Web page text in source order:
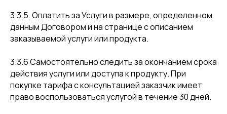
3.3.5. Оплатить за Услуги в размере, определенном
данным Договором и на странице с описанием
заказываемой услуги или продукта.
3.3.6 Самостоятельно следить за окончанием срока
действия услуги или доступа к продукту. При
покупке тарифа с консультацией заказчик имеет
право воспользоваться услугой в течение 30 дней.